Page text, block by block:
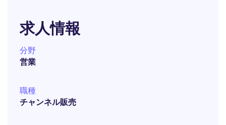
求人情報
分野
営業
職種
チャンネル販売